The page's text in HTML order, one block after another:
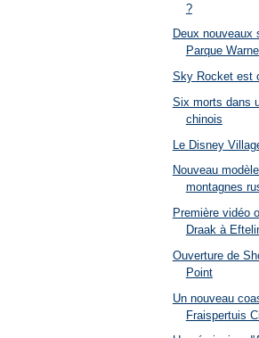
?
Deux
Parque
Sky Rocket est
Six morts dans
chinois
Le Disney
Nouveau
montagnes
Première vidéo
Draak à
Ouverture de
Point
Un nouveau
Fraispertuis